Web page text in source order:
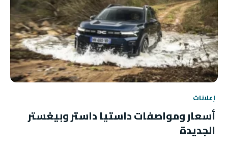
إعلانات
أسعار ومواصفات داستيا داستر وبيغستر
الجديدة